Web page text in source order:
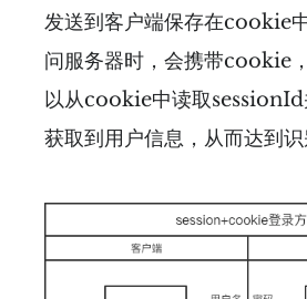
发送到客户端保存在cookie
问服务器时，会携带cookie
以从cookie中读取
获取到用户信息，从而达到识